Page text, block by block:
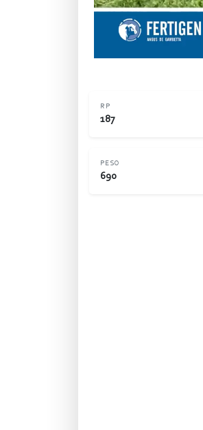
RP
187
PESO
690